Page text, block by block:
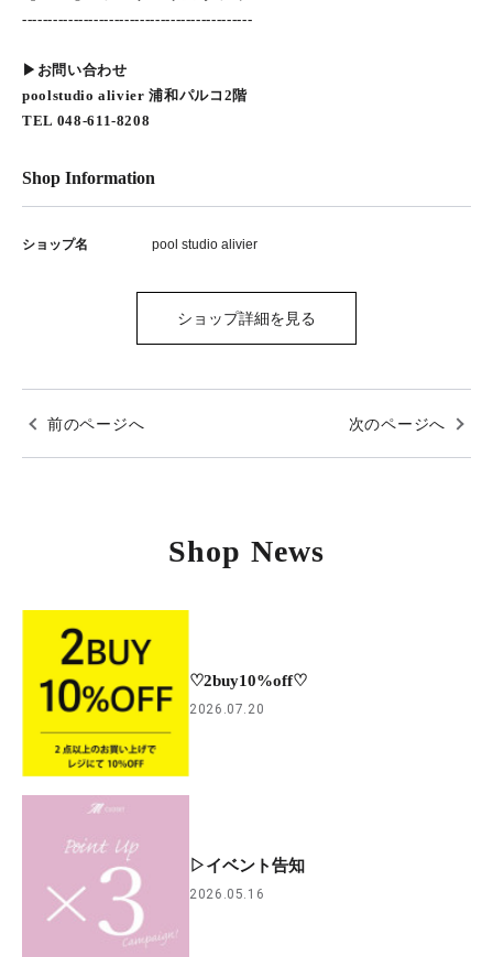
---------------------------------------------
▶︎お問い合わせ
poolstudio alivier 浦和パルコ2階
TEL 048-611-8208
Shop Information
ショップ名 pool studio alivier
ショップ詳細を見る
前のページへ 次のページへ
Shop News
♡2buy10%off♡
2026.07.20
▷イベント告知
2026.05.16